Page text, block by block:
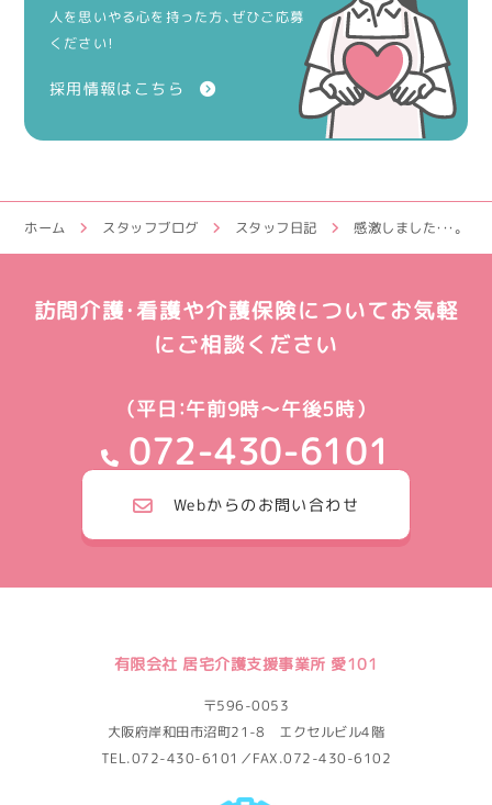
人を思いやる心を持った方、ぜひご応募
ください！
採用情報はこちら
ホーム スタッフブログ スタッフ日記 感激しました・・・。
訪問介護・看護や介護保険についてお気軽
にご相談ください
（平日：午前9時～午後5時）
072-430-6101
Webからのお問い合わせ
有限会社 居宅介護支援事業所 愛101
〒596-0053
大阪府岸和田市沼町21-8 エクセルビル4階
TEL.072-430-6101／FAX.072-430-6102